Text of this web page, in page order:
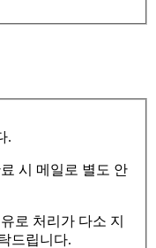
.
시 메일로 별도 안
로 처리가 다소 지
드립니다.